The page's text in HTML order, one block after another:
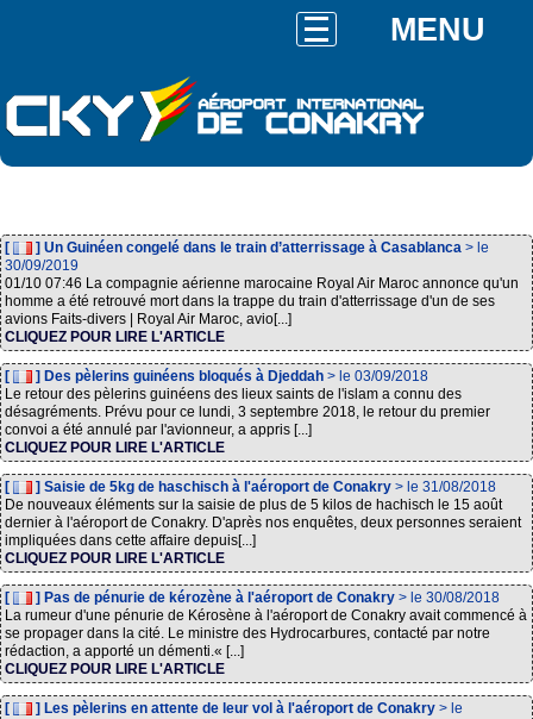
MENU
[ ] Un Guinéen congelé dans le train d’atterrissage à Casablanca > le
30/09/2019
01/10 07:46 La compagnie aérienne marocaine Royal Air Maroc annonce qu'un
homme a été retrouvé mort dans la trappe du train d'atterrissage d'un de ses
avions Faits-divers | Royal Air Maroc, avio[...]
CLIQUEZ POUR LIRE L'ARTICLE
[ ] Des pèlerins guinéens bloqués à Djeddah > le 03/09/2018
Le retour des pèlerins guinéens des lieux saints de l'islam a connu des
désagréments. Prévu pour ce lundi, 3 septembre 2018, le retour du premier
convoi a été annulé par l'avionneur, a appris [...]
CLIQUEZ POUR LIRE L'ARTICLE
[ ] Saisie de 5kg de haschisch à l'aéroport de Conakry > le 31/08/2018
De nouveaux éléments sur la saisie de plus de 5 kilos de hachisch le 15 août
dernier à l'aéroport de Conakry. D'après nos enquêtes, deux personnes seraient
impliquées dans cette affaire depuis[...]
CLIQUEZ POUR LIRE L'ARTICLE
[ ] Pas de pénurie de kérozène à l'aéroport de Conakry > le 30/08/2018
La rumeur d'une pénurie de Kérosène à l'aéroport de Conakry avait commencé à
se propager dans la cité. Le ministre des Hydrocarbures, contacté par notre
rédaction, a apporté un démenti.« [...]
CLIQUEZ POUR LIRE L'ARTICLE
[ ] Les pèlerins en attente de leur vol à l'aéroport de Conakry > le